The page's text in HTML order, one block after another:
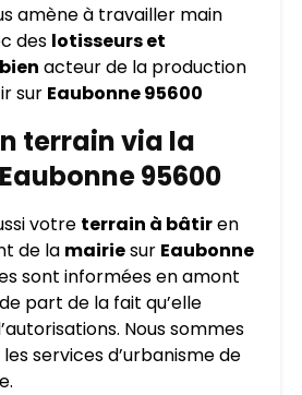
amène à travailler main
des lotisseurs et
acteur de la production
sur Eaubonne 95600
terrain via la
95600
votre terrain à bâtiren
de la mairiesur Eaubonne
sont informées en amont
de part de la fait qu’elle
Nous sommes
services d’urbanisme de